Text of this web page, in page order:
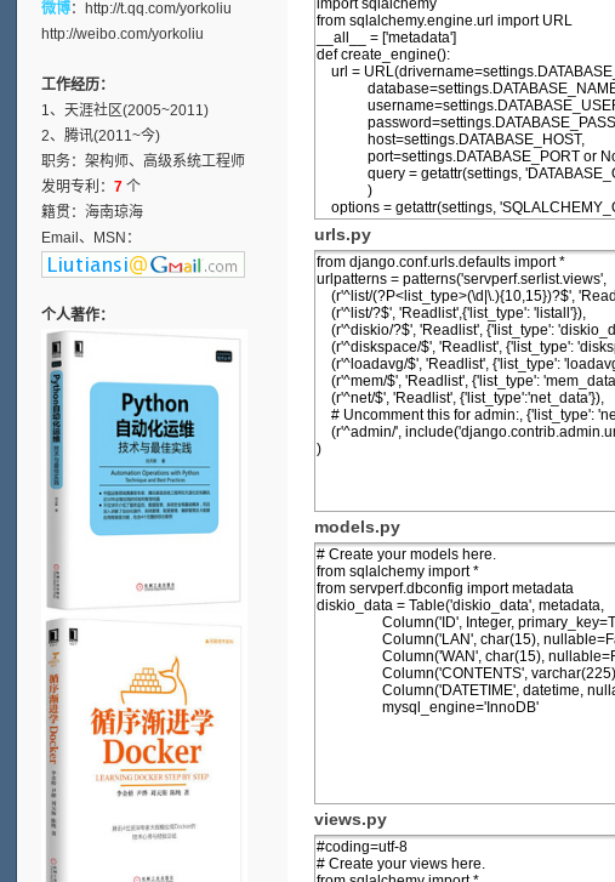
urls.py
models.py
views.py
微博：http://t.qq.com/yorkoliu
http://weibo.com/yorkoliu
工作经历：
1、天涯社区(2005~2011)
2、腾讯(2011~今)
职务：架构师、高级系统工程师
发明专利：7 个
籍贯：海南琼海
Email、MSN：
个人著作：